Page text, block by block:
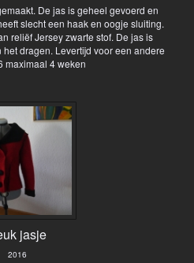
De jas is geheel gevoerd en
slecht een haak en oogje sluiting.
reliëf Jersey zwarte stof. De jas is
dragen. Levertijd voor een andere
maximaal 4 weken
jasje
2016